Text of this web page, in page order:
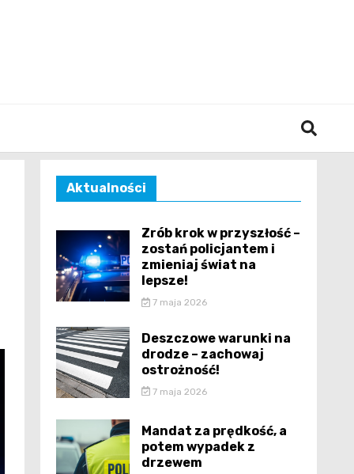
Aktualności
Zrób krok w przyszłość –
zostań policjantem i
zmieniaj świat na
lepsze!
7 maja 2026
Deszczowe warunki na
drodze – zachowaj
ostrożność!
7 maja 2026
Mandat za prędkość, a
potem wypadek z
drzewem